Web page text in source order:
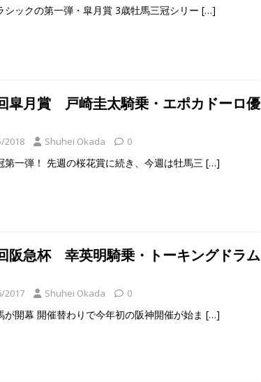
シックの第一弾・皐月賞 3歳牡馬三冠シリー […]
皐月賞 戸崎圭太騎乗・エポカドーロ優
2018 Shuhei Okada 0
第一弾！ 先週の桜花賞に続き、今週は牡馬三 […]
阪急杯 幸英明騎乗・トーキングドラム
2017 Shuhei Okada 0
が開幕 開催替わりで今年初の阪神開催が始ま […]